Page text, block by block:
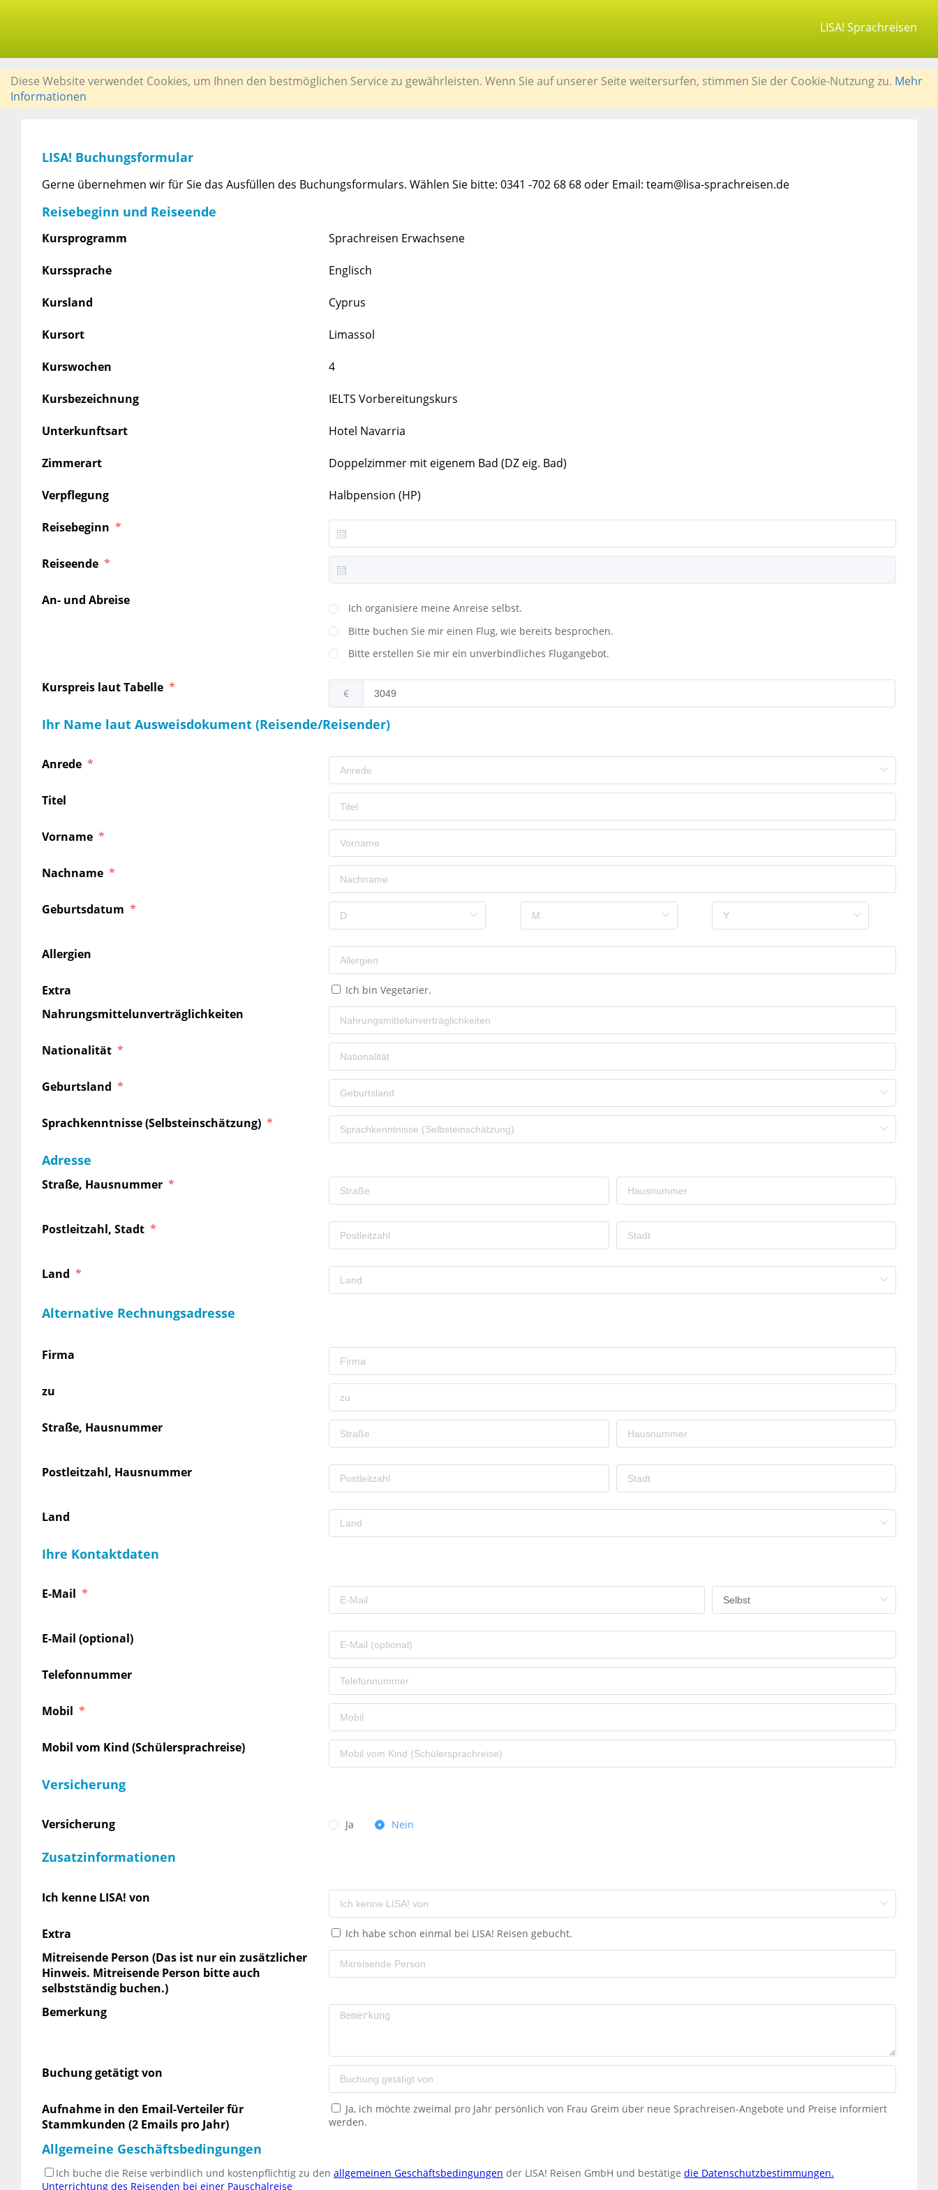
LISA! Sprachreisen
Diese Website verwendet Cookies, um Ihnen den bestmöglichen Service zu gewährleisten. Wenn Sie auf unserer Seite weitersurfen, stimmen Sie der Cookie-Nutzung zu. Mehr
Informationen
LISA! Buchungsformular
Gerne übernehmen wir für Sie das Ausfüllen des Buchungsformulars. Wählen Sie bitte: 0341 -702 68 68 oder Email: team@lisa-sprachreisen.de
Reisebeginn und Reiseende
Kursprogramm Sprachreisen Erwachsene
Kurssprache Englisch
Kursland Cyprus
Kursort Limassol
Kurswochen 4
Kursbezeichnung IELTS Vorbereitungskurs
Unterkunftsart Hotel Navarria
Zimmerart Doppelzimmer mit eigenem Bad (DZ eig. Bad)
Verpflegung Halbpension (HP)
Reisebeginn
Reiseende
An- und Abreise
Ich organisiere meine Anreise selbst.
Bitte buchen Sie mir einen Flug, wie bereits besprochen.
Bitte erstellen Sie mir ein unverbindliches Flugangebot.
Kurspreis laut Tabelle €
Ihr Name laut Ausweisdokument (Reisende/Reisender)
Anrede
Titel
Vorname
Nachname
Geburtsdatum
Allergien
Extra Ich bin Vegetarier.
Nahrungsmittelunverträglichkeiten
Nationalität
Geburtsland
Sprachkenntnisse (Selbsteinschätzung)
Adresse
Straße, Hausnummer
Postleitzahl, Stadt
Land
Alternative Rechnungsadresse
Firma
zu
Straße, Hausnummer
Postleitzahl, Hausnummer
Land
Ihre Kontaktdaten
E-Mail
E-Mail (optional)
Telefonnummer
Mobil
Mobil vom Kind (Schülersprachreise)
Versicherung
Versicherung Ja Nein
Zusatzinformationen
Ich kenne LISA! von
Extra Ich habe schon einmal bei LISA! Reisen gebucht.
Mitreisende Person (Das ist nur ein zusätzlicher
Hinweis. Mitreisende Person bitte auch
selbstständig buchen.)
Bemerkung
Buchung getätigt von
Aufnahme in den Email-Verteiler für
Stammkunden (2 Emails pro Jahr)
Ja, ich möchte zweimal pro Jahr persönlich von Frau Greim über neue Sprachreisen-Angebote und Preise informiert
werden.
Allgemeine Geschäftsbedingungen
Ich buche die Reise verbindlich und kostenpflichtig zu den allgemeinen Geschäftsbedingungen der LISA! Reisen GmbH und bestätige die Datenschutzbestimmungen.
Unterrichtung des Reisenden bei einer Pauschalreise